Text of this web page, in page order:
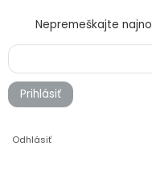
Nepremeškajte
Prihlásiť
Odhlásiť